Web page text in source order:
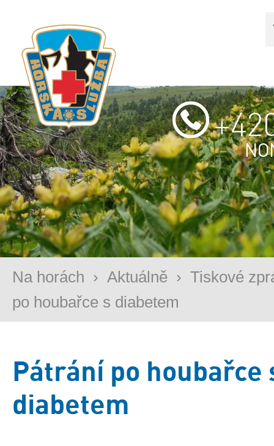
Na horách › Aktuálně › Tiskové
po houbařce s diabetem
Pátrání po houbařce
diabetem